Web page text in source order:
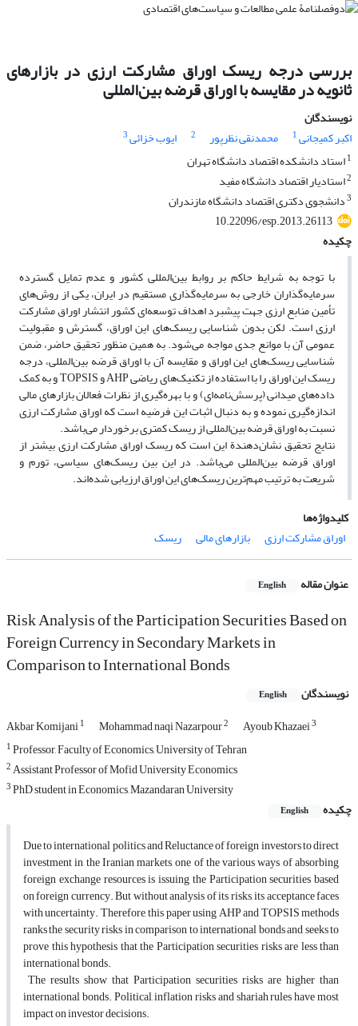
بررسی درجه ریسک اوراق مشارکت ارزی در بازارهای
ثانویه در مقایسه با اوراق قرضه بین‌المللی
نویسندگان
اکبر کمیجانی1 محمدنقی نظرپور 2 ایوب خزائی3
1استاد دانشکده اقتصاد دانشگاه تهران
2استادیار اقتصاد دانشگاه مفید
3دانشجوی دکتری اقتصاد دانشگاه مازندران
10.22096/esp.2013.26113
چکیده
با توجه به شرایط حاکم بر روابط بین‌المللی کشور و عدم تمایل گسترده
سرمایه‌گذاران خارجی به سرمایه‌گذاری مستقیم در ایران، یکی از روش‌های
تأمین منابع ارزی جهت پیشبرد اهداف توسعه‌ای کشور انتشار اوراق مشارکت
ارزی است. لکن بدون شناسایی ریسک‌های این اوراق، گسترش و مقبولیت
عمومی آن با موانع جدی مواجه می‌شود. به ‌همین منظور تحقیق حاضر، ضمن
شناسایی ریسک‌های این اوراق و مقایسه آن با اوراق قرضه بین‌المللی، درجه
ریسک این اوراق را با استفاده از تکنیک‌های ریاضی AHP و TOPSIS و به کمک
داده‌های میدانی (پرسش‌نامه‌ای) و با بهره‌گیری از نظرات فعالان بازارهای مالی
اندازه‌گیری نموده و به دنبال اثبات این فرضیه است که اوراق مشارکت ارزی
نسبت به اوراق قرضه بین‌المللی از ریسک کمتری برخوردار می‌باشد.
نتایج تحقیق نشان‌دهندة این است که ریسک اوراق مشارکت ارزی بیشتر از
اوراق قرضه بین‌المللی می‌باشد. در این بین ریسک‌های سیاسی، تورم و
شریعت به ترتیب مهم‌ترین ریسک‌های این اوراق ارزیابی شده‌اند.
کلیدواژه‌ها
اوراق مشارکت ارزی
بازارهای مالی ریسک
عنوان مقاله English
Risk Analysis of the Participation Securities Based on
Foreign Currency in Secondary Markets in
Comparison to International Bonds
نویسندگان English
Akbar Komijani1 Mohammad naqi Nazarpour2 Ayoub Khazaei3
1Professor, Faculty of Economics, University of Tehran
2Assistant Professor of Mofid University Economics
3PhD student in Economics, Mazandaran University
چکیده
English
Due to international politics and Reluctance of foreign investors to direct
investment in the Iranian markets, one of the various ways of absorbing
foreign exchange resources is issuing the Participation securities based
on foreign currency. But without analysis of its risks, its acceptance faces
with uncertainty. Therefore, this paper using AHP and TOPSIS methods
ranks the security risks in comparison to international bonds and seeks to
prove this hypothesis that the Participation securities risks are less than
international bonds.
The results show that Participation securities risks are higher than
international bonds. Political, inflation risks and shariah rules have most
impact on investor decisions.